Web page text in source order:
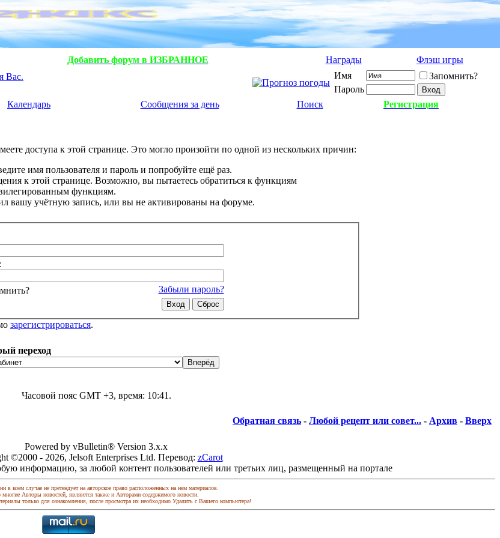
Добавить форум в ИЗБРАННОЕ Награды
Флэш игры
Вас.
Имя
Запомнить?
Пароль
Календарь Сообщения за день Поиск Регистрация
доступа к этой странице. Это могло произойти по одной из нескольких причин:
имя пользователя и пароль и попробуйте ещё раз.
к этой странице. Возможно, вы пытаетесь обратиться к функциям
функциям.
вашу учётную запись, или вы не активированы на форуме.
Забыли пароль?
зарегистрироваться.
переход
Часовой пояс GMT +3, время: 10:41 .
Обратная связь - Любой рецепт или совет... - Архив - Вверх
Powered by vBulletin® Version 3.x.x
©2000 - 2026, Jelsoft Enterprises Ltd. Перевод: zCarot
информацию, за любой контент пользователей или третьих лиц, размещенный на портале
в коем случае не претендует на авторское право расположенных на нем материалов.
многие Авторы новостей, являются также и Авторами содержимого новости.
только для ознакомления, после просмотра их необходимо Удалить с Вашего компьютера!